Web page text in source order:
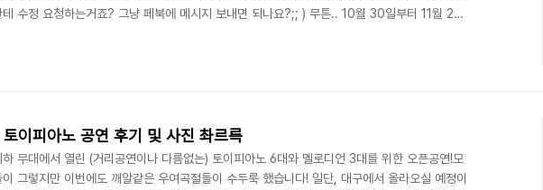
테 수정 요청하는거죠? 그냥 페북에 메시지 보내면 되나요?;; ) 무튼.. 10월 30일부터 11월 2일
(연주: 판 앙상블) 1년여에 걸쳐 쓰고 지우고 버리고 다듬고 생 쇼를 하며 숱한 눈물을 쏟은 곡입니
떻게 연주될지 참 기대가 되네요..
이피아노 공연 후기 및 사진 촤르륵
하 무대에서 열린 (거리공연이나 다름없는) 토이피아노 6대와 멜로디언 3대를 위한 오픈공연!모
그렇지만 이번에도 깨알같은 우여곡절들이 수두룩 했습니다! 일단, 대구에서 올라오실 예정이